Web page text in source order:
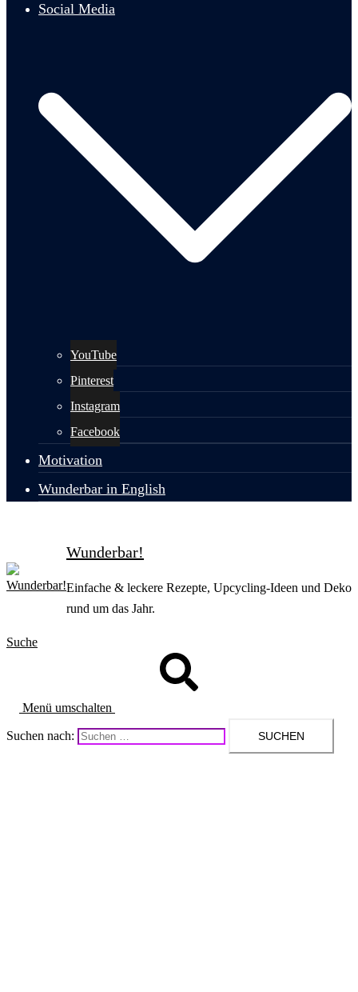
Social Media
YouTube
Pinterest
Instagram
Facebook
Motivation
Wunderbar in English
Wunderbar!
Einfache & leckere Rezepte, Upcycling-Ideen und Deko
rund um das Jahr.
Suche
Menü umschalten
Suchen nach: